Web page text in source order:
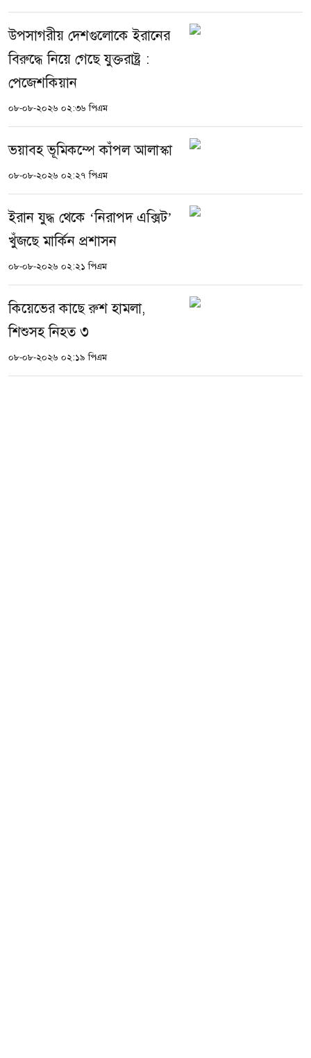
উপসাগরীয় দেশগুলোকে ইরানের
বিরুদ্ধে নিয়ে গেছে যুক্তরাষ্ট্র :
পেজেশকিয়ান
০৮-০৮-২০২৬ ০২:৩৬ পিএম
ভয়াবহ ভূমিকম্পে কাঁপল আলাস্কা
০৮-০৮-২০২৬ ০২:২৭ পিএম
ইরান যুদ্ধ থেকে ‘নিরাপদ এক্সিট’
খুঁজছে মার্কিন প্রশাসন
০৮-০৮-২০২৬ ০২:২১ পিএম
কিয়েভের কাছে রুশ হামলা,
শিশুসহ নিহত ৩
০৮-০৮-২০২৬ ০২:১৯ পিএম